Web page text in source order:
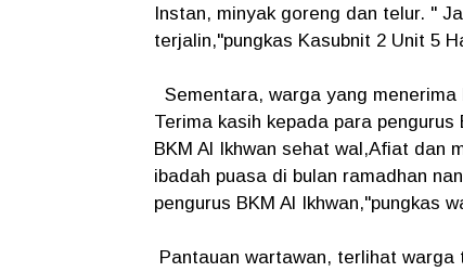
Instan, minyak goreng dan telur. "
terjalin,"pungkas Kasubnit 2 Unit 5
Sementara, warga yang
Terima kasih kepada para
BKM Al Ikhwan sehat wal,Afiat dan
ibadah puasa di bulan ramadhan
pengurus BKM Al Ikhwan,"pungkas
Pantauan wartawan, terlihat warga